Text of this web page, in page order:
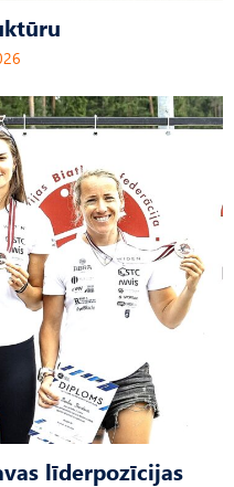
līderpozīcijas